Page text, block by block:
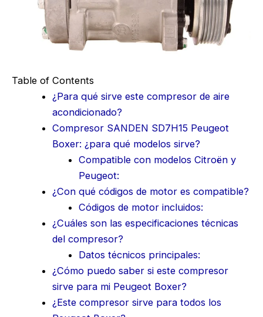
Table of Contents
¿Para qué sirve este compresor de aire
acondicionado?
Compresor SANDEN SD7H15 Peugeot
Boxer: ¿para qué modelos sirve?
Compatible con modelos Citroën y
Peugeot:
¿Con qué códigos de motor es compatible?
Códigos de motor incluidos:
¿Cuáles son las especificaciones técnicas
del compresor?
Datos técnicos principales:
¿Cómo puedo saber si este compresor
sirve para mi Peugeot Boxer?
¿Este compresor sirve para todos los